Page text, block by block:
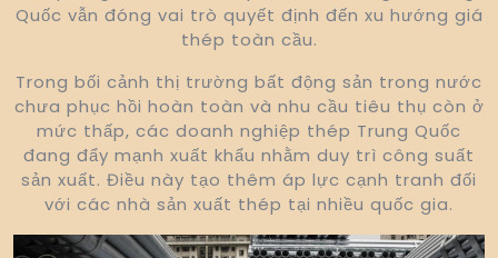
Quốc vẫn đóng vai trò quyết định đến xu hướng giá
thép toàn cầu.
Trong bối cảnh thị trường bất động sản trong nước
chưa phục hồi hoàn toàn và nhu cầu tiêu thụ còn ở
mức thấp, các doanh nghiệp thép Trung Quốc
đang đẩy mạnh xuất khẩu nhằm duy trì công suất
sản xuất. Điều này tạo thêm áp lực cạnh tranh đối
với các nhà sản xuất thép tại nhiều quốc gia.